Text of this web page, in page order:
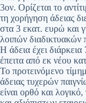
3ον. Ορίζεται το
τη χορήγηση άδειας
στα 3 εκατ. ευρώ και
λοιπών διαδικτυακών
Η άδεια έχει
έπειτα από εκ νέου
Το προτεινόμενο
άδειας τυχερών
είναι ορθό και